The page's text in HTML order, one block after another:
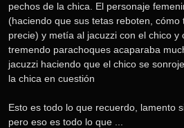
pechos de la chica. El personaje
(haciendo que sus tetas reboten, cómo
precie) y metía al jacuzzi con el chico y
tremendo parachoques acaparaba
jacuzzi haciendo que el chico se
la chica en cuestión
Esto es todo lo que recuerdo, lamento
pero eso es todo lo que ...